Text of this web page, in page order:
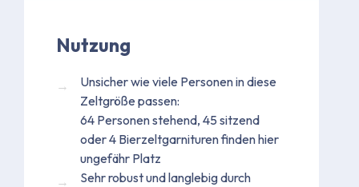
Nutzung
Unsicher wie viele Personen in diese
Zeltgröße passen:
64 Personen stehend, 45 sitzend
oder 4 Bierzeltgarnituren finden hier
ungefähr Platz
Sehr robust und langlebig durch